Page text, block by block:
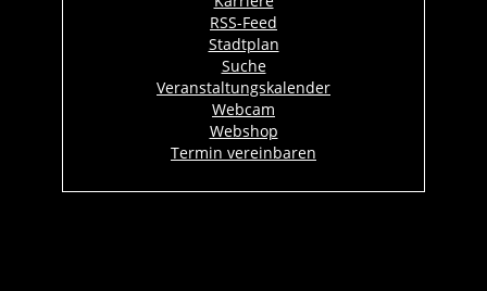
RSS-Feed
Stadtplan
Suche
Veranstaltungskalender
Webcam
Webshop
Termin vereinbaren